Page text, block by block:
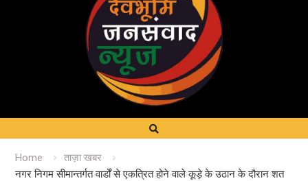
Home
ताज़ा खबर
नगर निगम सीमान्तर्गत वार्डों से एकत्रित होने वाले कूड़े के उठान के दौरान शत